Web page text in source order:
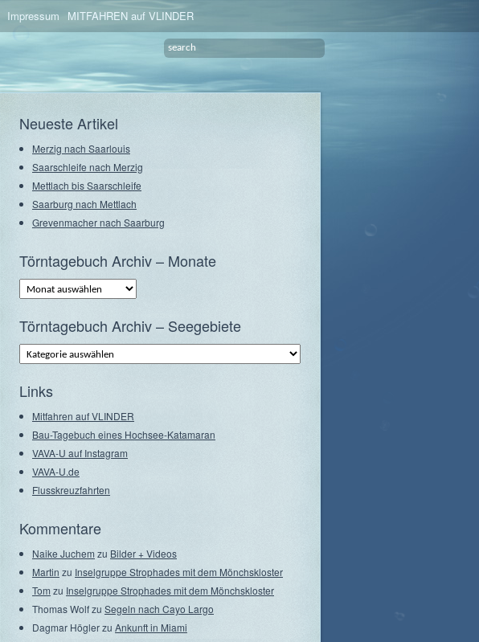
Impressum MITFAHREN auf VLINDER
Neueste Artikel
Merzig nach Saarlouis
Saarschleife nach Merzig
Mettlach bis Saarschleife
Saarburg nach Mettlach
Grevenmacher nach Saarburg
Törntagebuch Archiv – Monate
Törntagebuch
Archiv
–
Törntagebuch Archiv – Seegebiete
Törntagebuch
Archiv
–
Links
Mitfahren auf VLINDER
Bau-Tagebuch eines Hochsee-Katamaran
VAVA-U auf Instagram
VAVA-U.de
Flusskreuzfahrten
Kommentare
Naike Juchemzu Bilder + Videos
Martin zu Inselgruppe Strophades mit dem Mönchskloster
Tom zu Inselgruppe Strophades mit dem Mönchskloster
Thomas Wolfzu Segeln nach Cayo Largo
Dagmar Höglerzu Ankunft in Miami